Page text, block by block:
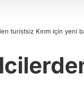
turistsiz Kırım için yeni